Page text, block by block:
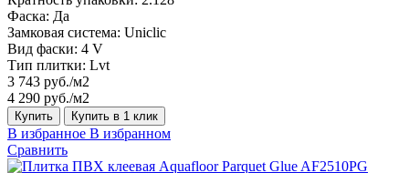
Фаска: Да
Замковая система: Uniclic
Вид фаски: 4 V
Тип плитки: Lvt
3 743 руб./м2
4 290 руб./м2
Купить Купить в 1 клик
В избранное В избранном
Сравнить